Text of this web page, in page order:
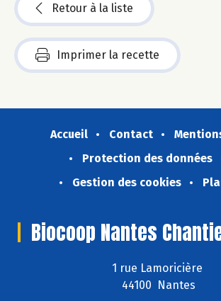
Retour à la liste
Imprimer la recette
Accueil Contact
Protection des données
Gestion des cookies
Biocoop Nantes
1 rue Lamoricière
44100 Nantes